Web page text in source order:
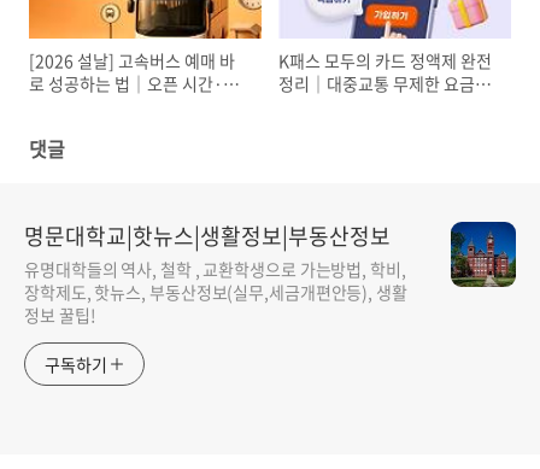
[2026 설날] 고속버스 예매 바
로 성공하는 법｜오픈 시간·잔
K패스 모두의 카드 정액제 완전
정리｜대중교통 무제한 요금제,
댓글
명문대학교|핫뉴스|생활정보|부동산정보
유명대학들의 역사, 철학 , 교환학생으로 가는방법, 학비,
장학제도, 핫뉴스, 부동산정보(실무,세금개편안등), 생활
정보 꿀팁!
구독하기